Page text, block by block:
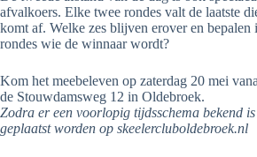
afvalkoers. Elke twee rondes valt de laatste
komt af. Welke zes blijven erover en bepalen
rondes wie de winnaar wordt?
Kom het meebeleven op zaterdag 20 mei
de Stouwdamsweg 12 in Oldebroek.
Zodra er een voorlopig tijdsschema bekend
geplaatst worden op skeelercluboldebroek.nl